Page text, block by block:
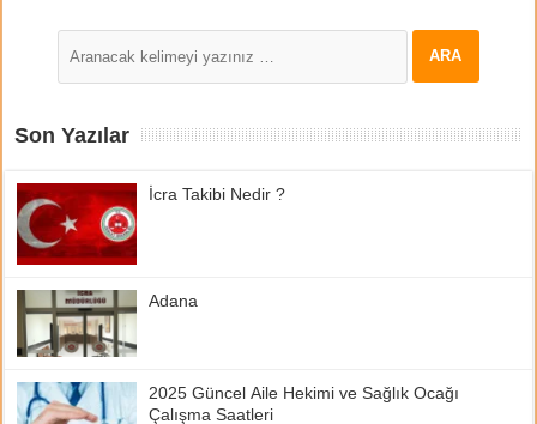
Son Yazılar
İcra Takibi Nedir ?
Adana
2025 Güncel Aile Hekimi ve Sağlık Ocağı
Çalışma Saatleri